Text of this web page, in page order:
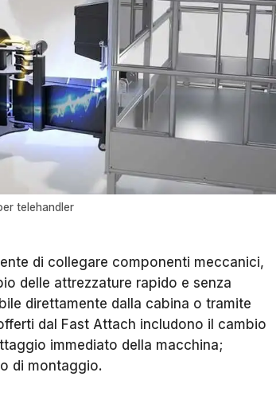
telehandler
di collegare componenti meccanici,
delle attrezzature rapido e senza
direttamente dalla cabina o tramite
dal Fast Attach includono il cambio
immediato della macchina;
di montaggio.